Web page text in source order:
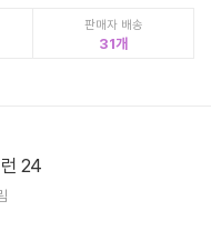
판매자 배송
31
24